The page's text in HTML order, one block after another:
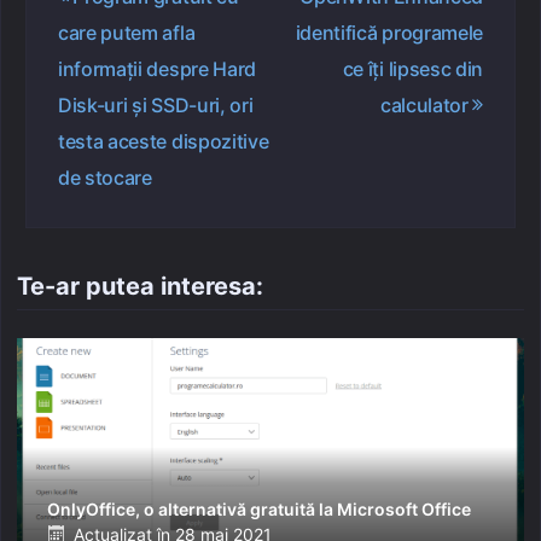
articole
care putem afla
informații despre Hard
Disk-uri și SSD-uri, ori
testa aceste dispozitive
de stocare
identifică programele
ce îți lipsesc din
calculator
Te-ar putea interesa:
OnlyOffice, o alternativă gratuită la Microsoft Office
Posted
Actualizat în 28 mai 2021